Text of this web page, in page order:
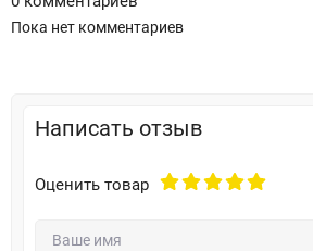
Пока нет комментариев
Написать отзыв
Оценить товар